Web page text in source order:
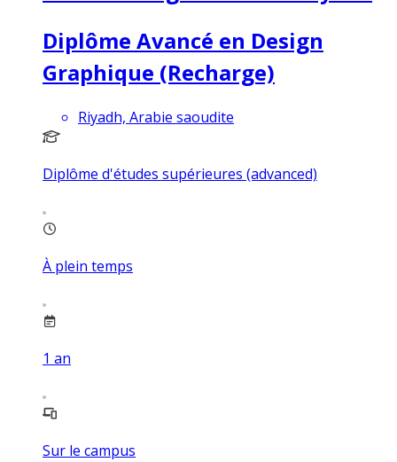
Diplôme Avancé en Design
Graphique (Recharge)
Riyadh, Arabie saoudite
Diplôme d'études supérieures (advanced)
À plein temps
1 an
Sur le campus